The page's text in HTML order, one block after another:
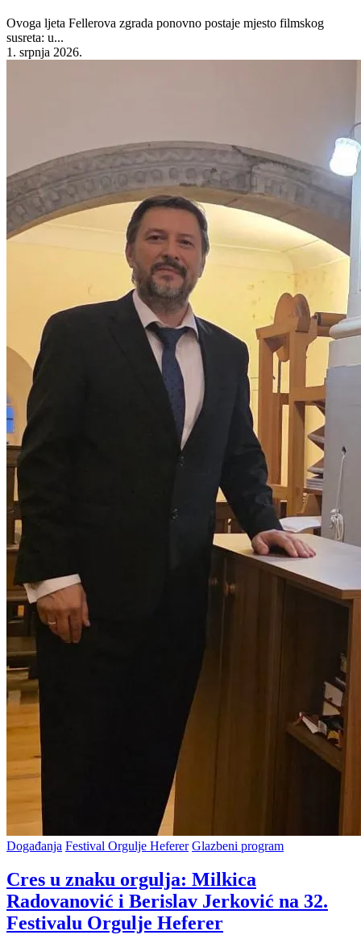
Ovoga ljeta Fellerova zgrada ponovno postaje mjesto filmskog
susreta: u...
1. srpnja 2026.
Posted
Događanja Festival Orgulje Heferer Glazbeni program
Cres u znaku orgulja: Milkica
Radovanović i Berislav Jerković na 32.
Festivalu Orgulje Heferer